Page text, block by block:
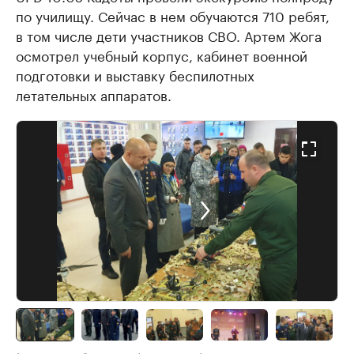
по училищу. Сейчас в нем обучаются 710 ребят,
в том числе дети участников СВО. Артем Жога
осмотрел учебный корпус, кабинет военной
подготовки и выставку беспилотных
летательных аппаратов.